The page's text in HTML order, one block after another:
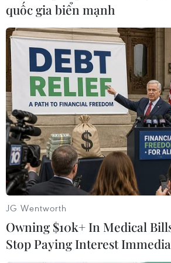
#Giá vàng #Sàn giao dịch
#Đại dịch COVID-19
#lạm phát
Theo dõi VietnamPlus
quốc gia biển mạnh
JG Wentworth
Owning $10k+ In Medical
Stop Paying Interest